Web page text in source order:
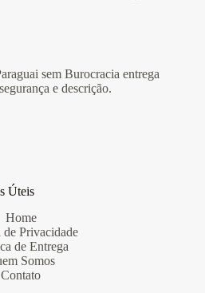
sem Burocracia entrega
e descrição.
Úteis
Home
de Privacidade
de Entrega
Somos
Contato